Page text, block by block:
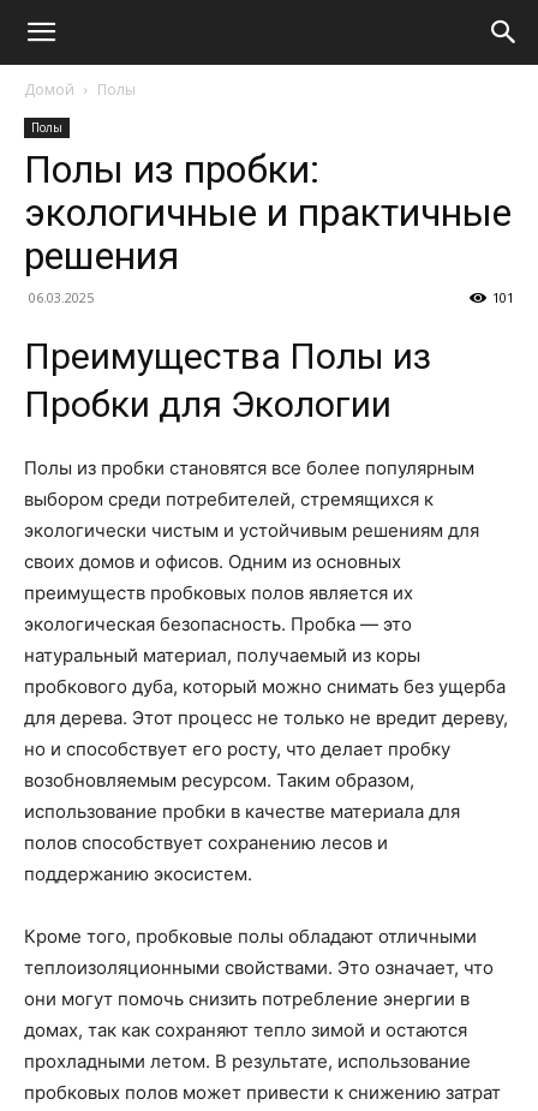
Домой Полы
Полы
Полы из пробки:
экологичные и практичные
решения
06.03.2025 101
Преимущества Полы из
Пробки для Экологии
Полы из пробки становятся все более популярным
выбором среди потребителей, стремящихся к
экологически чистым и устойчивым решениям для
своих домов и офисов. Одним из основных
преимуществ пробковых полов является их
экологическая безопасность. Пробка — это
натуральный материал, получаемый из коры
пробкового дуба, который можно снимать без ущерба
для дерева. Этот процесс не только не вредит дереву,
но и способствует его росту, что делает пробку
возобновляемым ресурсом. Таким образом,
использование пробки в качестве материала для
полов способствует сохранению лесов и
поддержанию экосистем.
Кроме того, пробковые полы обладают отличными
теплоизоляционными свойствами. Это означает, что
они могут помочь снизить потребление энергии в
домах, так как сохраняют тепло зимой и остаются
прохладными летом. В результате, использование
пробковых полов может привести к снижению затрат